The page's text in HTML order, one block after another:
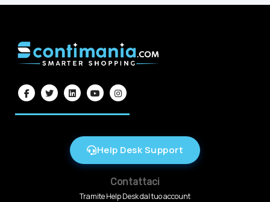
Help Desk Support
Contattaci
Tramite Help Desk dal tuo account